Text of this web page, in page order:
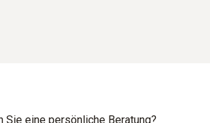
Sie eine persönliche Beratung?